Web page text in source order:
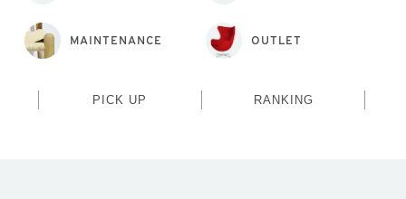
MAINTENANCE OUTLET
PICK UP RANKING